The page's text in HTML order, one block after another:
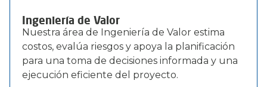
Ingeniería de Valor
Nuestra área de Ingeniería de Valor estima
costos, evalúa riesgos y apoya la planificación
para una toma de decisiones informada y una
ejecución eficiente del proyecto.